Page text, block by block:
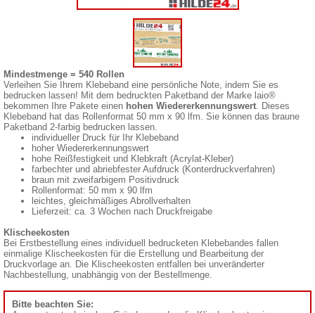
Mindestmenge = 540 Rollen
Verleihen Sie Ihrem Klebeband eine persönliche Note, indem Sie es
bedrucken lassen! Mit dem bedruckten Paketband der Marke laio®
bekommen Ihre Pakete einen hohen Wiedererkennungswert . Dieses
Klebeband hat das Rollenformat 50 mm x 90 lfm. Sie können das braune
Paketband 2-farbig bedrucken lassen.
individueller Druck für Ihr Klebeband
hoher Wiedererkennungswert
hohe Reißfestigkeit und Klebkraft (Acrylat-Kleber)
farbechter und abriebfester Aufdruck (Konterdruckverfahren)
braun mit zweifarbigem Positivdruck
Rollenformat: 50 mm x 90 lfm
leichtes, gleichmäßiges Abrollverhalten
Lieferzeit: ca. 3 Wochen nach Druckfreigabe
Klischeekosten
Bei Erstbestellung eines individuell bedrucketen Klebebandes fallen
einmalige Klischeekosten für die Erstellung und Bearbeitung der
Druckvorlage an. Die Klischeekosten entfallen bei unveränderter
Nachbestellung, unabhängig von der Bestellmenge.
Bitte beachten Sie: